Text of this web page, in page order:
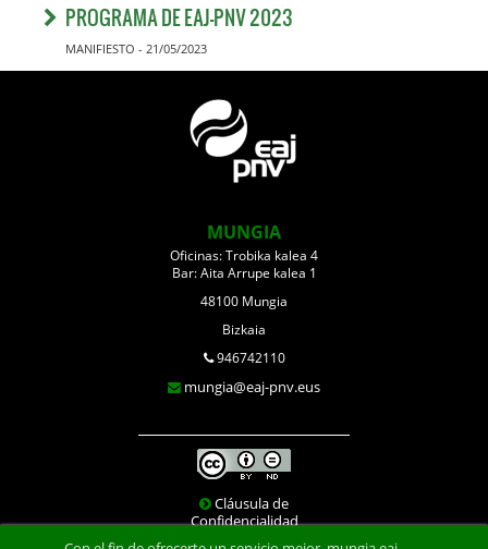
PROGRAMA DE EAJ-PNV 2023
MANIFIESTO - 21/05/2023
MUNGIA
Oficinas: Trobika kalea 4
Bar: Aita Arrupe kalea 1
48100 Mungia
Bizkaia
946742110
mungia@eaj-pnv.eus
Cláusula de
Confidencialidad